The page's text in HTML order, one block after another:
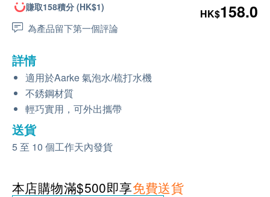
賺取158積分 (HK$1)
為產品留下第一個評論
HK$158.0
詳情
適用於Aarke 氣泡水/梳打水機
不銹鋼材質
輕巧實用，可外出攜帶
送貨
5 至 10 個工作天內發貨
本店購物滿$500即享免費送貨